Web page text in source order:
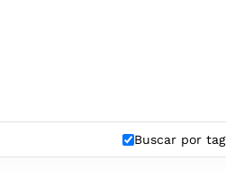
Buscar por tag